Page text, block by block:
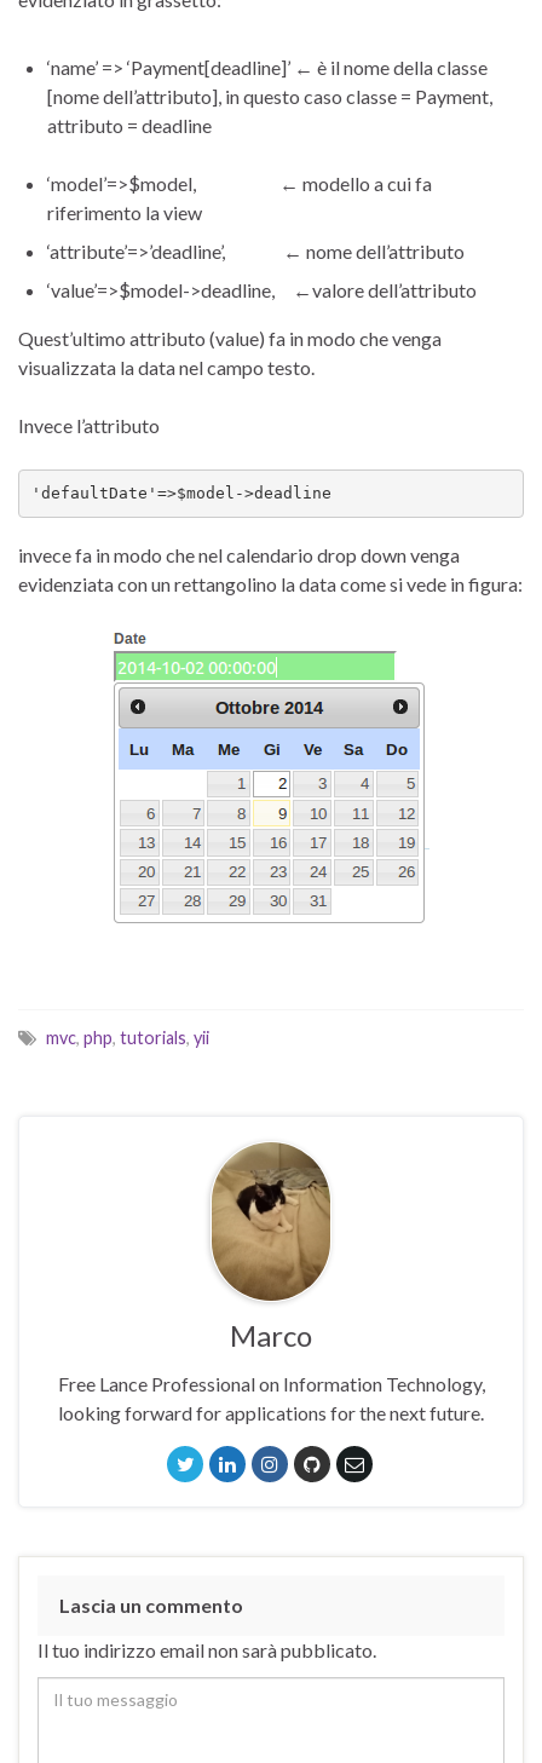
‘name’ => ‘Payment[deadline]’ ← è il nome della classe
[nome dell’attributo], in questo caso classe = Payment,
attributo = deadline
‘model’=>$model, ← modello a cui fa
riferimento la view
‘attribute’=>’deadline’, ← nome dell’attributo
‘value’=>$model->deadline, ←valore dell’attributo
Quest’ultimo attributo (value) fa in modo che venga
visualizzata la data nel campo testo.
Invece l’attributo
'defaultDate'=>$model->deadline
invece fa in modo che nel calendario drop down venga
evidenziata con un rettangolino la data come si vede in figura:
mvc, php, tutorials, yii
Marco
Free Lance Professional on Information Technology,
looking forward for applications for the next future.
Lascia un commento
Il tuo indirizzo email non sarà pubblicato.